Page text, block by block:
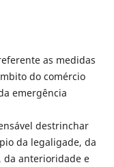
as medidas
do comércio
emergência
destrinchar
da legaligade, da
da anterioridade e